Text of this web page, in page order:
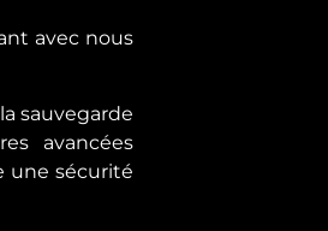
avec nous
sauvegarde
avancées
une sécurité